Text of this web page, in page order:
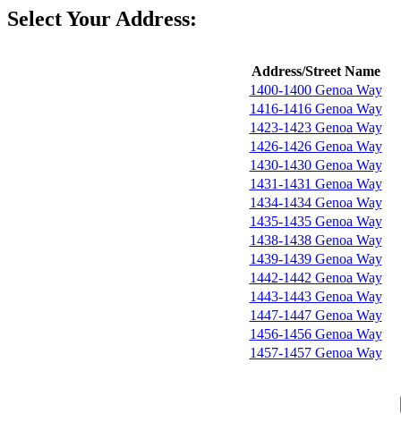
Select Your Address:
Address/Street Name
1400-1400 Genoa Way
1416-1416 Genoa Way
1423-1423 Genoa Way
1426-1426 Genoa Way
1430-1430 Genoa Way
1431-1431 Genoa Way
1434-1434 Genoa Way
1435-1435 Genoa Way
1438-1438 Genoa Way
1439-1439 Genoa Way
1442-1442 Genoa Way
1443-1443 Genoa Way
1447-1447 Genoa Way
1456-1456 Genoa Way
1457-1457 Genoa Way